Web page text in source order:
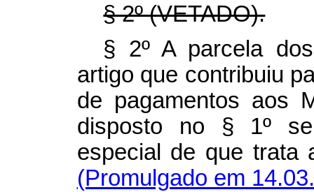
§ 2º (VETADO).
§ 2º A parcela
artigo que contribuiu
de pagamentos aos
disposto no § 1º
especial de que trata
(Promulgado em